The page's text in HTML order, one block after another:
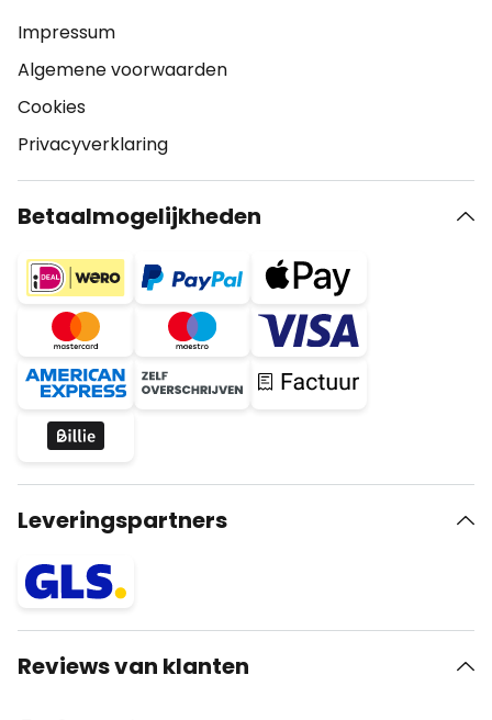
Impressum
Algemene voorwaarden
Cookies
Privacyverklaring
Betaalmogelijkheden
Leveringspartners
Reviews van klanten